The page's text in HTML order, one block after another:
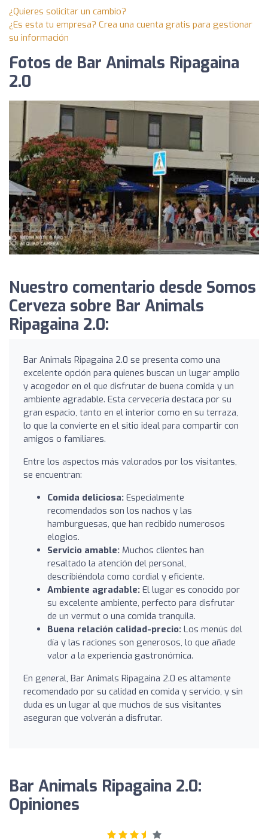
¿Quieres solicitar un cambio?
¿Es esta tu empresa? Crea una cuenta gratis para gestionar
su información
Fotos de Bar Animals Ripagaina
2.0
Nuestro comentario desde Somos
Cerveza sobre Bar Animals
Ripagaina 2.0:
Bar Animals Ripagaina 2.0 se presenta como una
excelente opción para quienes buscan un lugar amplio
y acogedor en el que disfrutar de buena comida y un
ambiente agradable. Esta cervecería destaca por su
gran espacio, tanto en el interior como en su terraza,
lo que la convierte en el sitio ideal para compartir con
amigos o familiares.
Entre los aspectos más valorados por los visitantes,
se encuentran:
Comida deliciosa: Especialmente
recomendados son los nachos y las
hamburguesas, que han recibido numerosos
elogios.
Servicio amable: Muchos clientes han
resaltado la atención del personal,
describiéndola como cordial y eficiente.
Ambiente agradable: El lugar es conocido por
su excelente ambiente, perfecto para disfrutar
de un vermut o una comida tranquila.
Buena relación calidad-precio: Los menús del
día y las raciones son generosos, lo que añade
valor a la experiencia gastronómica.
En general, Bar Animals Ripagaina 2.0 es altamente
recomendado por su calidad en comida y servicio, y sin
duda es un lugar al que muchos de sus visitantes
aseguran que volverán a disfrutar.
Bar Animals Ripagaina 2.0:
Opiniones